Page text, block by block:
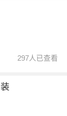
297人已查看